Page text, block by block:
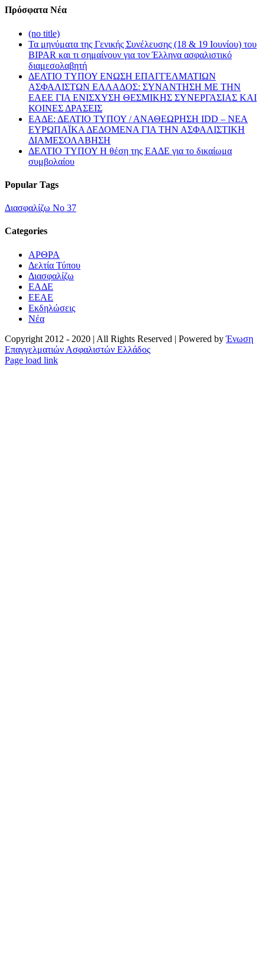
Πρόσφατα Νέα
(no title)
Τα μηνύματα της Γενικής Συνέλευσης (18 & 19 Ιουνίου) του
BIPAR και τι σημαίνουν για τον Έλληνα ασφαλιστικό
διαμεσολαβητή
ΔΕΛΤΙΟ ΤΥΠΟΥ ΕΝΩΣΗ ΕΠΑΓΓΕΛΜΑΤΙΩΝ
ΑΣΦΑΛΙΣΤΩΝ ΕΛΛΑΔΟΣ: ΣΥΝΑΝΤΗΣΗ ΜΕ ΤΗΝ
ΕΑΕΕ ΓΙΑ ΕΝΙΣΧΥΣΗ ΘΕΣΜΙΚΗΣ ΣΥΝΕΡΓΑΣΙΑΣ ΚΑΙ
ΚΟΙΝΕΣ ΔΡΑΣΕΙΣ
EΑΔΕ: ΔΕΛΤΙΟ ΤΥΠΟΥ / ΑΝΑΘΕΩΡΗΣΗ IDD – ΝΕΑ
ΕΥΡΩΠΑΪΚΑ ΔΕΔΟΜΕΝΑ ΓΙΑ ΤΗΝ ΑΣΦΑΛΙΣΤΙΚΗ
ΔΙΑΜΕΣΟΛΑΒΗΣΗ
ΔΕΛΤΙΟ ΤΥΠΟΥ Η θέση της ΕΑΔΕ για το δικαίωμα
συμβολαίου
Popular Tags
Διασφαλίζω Νο 37
Categories
ΑΡΘΡΑ
Δελτία Τύπου
Διασφαλίζω
ΕΑΔΕ
ΕΕΑΕ
Εκδηλώσεις
Νέα
Copyright 2012 - 2020 | All Rights Reserved | Powered byΈνωση
Επαγγελματιών Ασφαλιστών Ελλάδος
Email
Page load link